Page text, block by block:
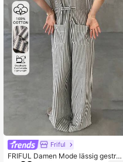
4,82 619K Follower
Friful
FRIFUL Damen Mode lässig gestreif